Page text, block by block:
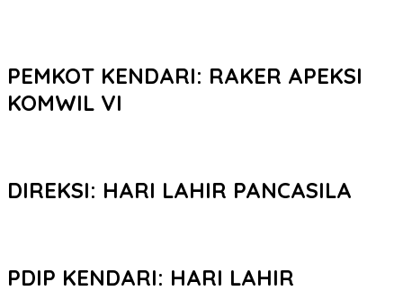
PEMKOT KENDARI: RAKER APEKSI
KOMWIL VI
DIREKSI: HARI LAHIR PANCASILA
PDIP KENDARI: HARI LAHIR